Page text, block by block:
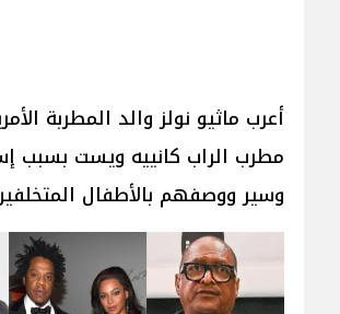
أعرب ماثيو نولز والد المطربة
مطرب الراب كانييه ويست بسبب
وسير ووصفهم بالأطفال